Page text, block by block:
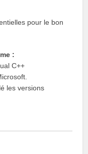
pour le bon
:
C++
les versions